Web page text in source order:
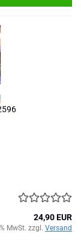
24,90 EUR
MwSt. zzgl. Versand